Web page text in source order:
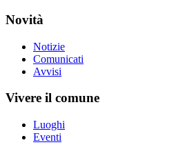
Novità
Notizie
Comunicati
Avvisi
Vivere il comune
Luoghi
Eventi